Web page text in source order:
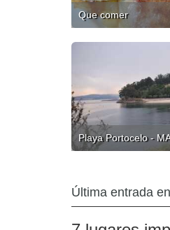
Que comer
Playa Portocelo -
Última entrada